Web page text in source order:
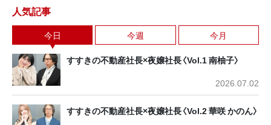
人気記事
今日 今週 今月
すすきの不動産社長×夜嬢社長〈Vol.1 南柚子〉
2026.07.02
すすきの不動産社長×夜嬢社長〈Vol.2 華咲 かのん〉